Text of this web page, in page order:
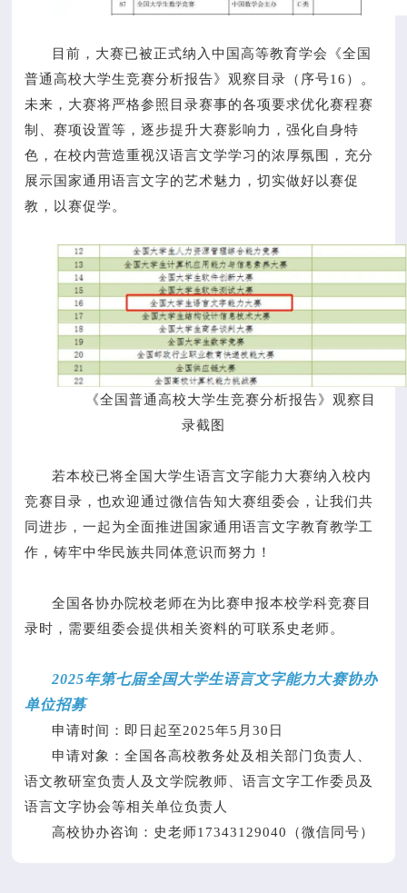
目前，大赛已被正式纳入中国高等教育学会《全国
普通高校大学生竞赛分析报告》观察目录（序号16）。
未来，大赛将严格参照目录赛事的各项要求优化赛程赛
制、赛项设置等，逐步提升大赛影响力，强化自身特
色，在校内营造重视汉语言文学学习的浓厚氛围，充分
展示国家通用语言文字的艺术魅力，切实做好以赛促
教，以赛促学。
《全国普通高校大学生竞赛分析报告》观察目
录截图
若本校已将全国大学生语言文字能力大赛纳入校内
竞赛目录，也欢迎通过微信告知大赛组委会，让我们共
同进步，一起为全面推进国家通用语言文字教育教学工
作，铸牢中华民族共同体意识而努力！
全国各协办院校老师在为比赛申报本校学科竞赛目
录时，需要组委会提供相关资料的可联系史老师。
2025年第七届全国大学生语言文字能力大赛协办
单位招募
申请时间：即日起至2025年5月30日
申请对象：全国各高校教务处及相关部门负责人、
语文教研室负责人及文学院教师、语言文字工作委员及
语言文字协会等相关单位负责人
高校协办咨询：史老师17343129040（微信同号）